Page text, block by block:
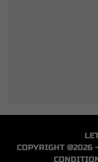
COPYRIGHT @2026